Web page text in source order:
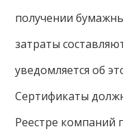
получении
затраты
уведомляется об
Сертификаты
Реестре компаний